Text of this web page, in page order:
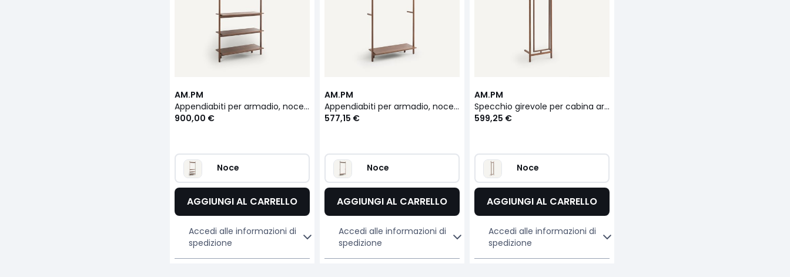
AM.PM
Appendiabiti per armadio, noce impiallacciato, Rory
900,00 €
Noce
AGGIUNGI AL CARRELLO
Accedi alle informazioni di
spedizione
AM.PM
Appendiabiti per armadio, noce impiallacciato, Rory
577,15 €
Noce
AGGIUNGI AL CARRELLO
Accedi alle informazioni di
spedizione
AM.PM
Specchio girevole per cabina armadio in noce impiallacciato Rory
599,25 €
Noce
AGGIUNGI AL CARRELLO
Accedi alle informazioni di
spedizione